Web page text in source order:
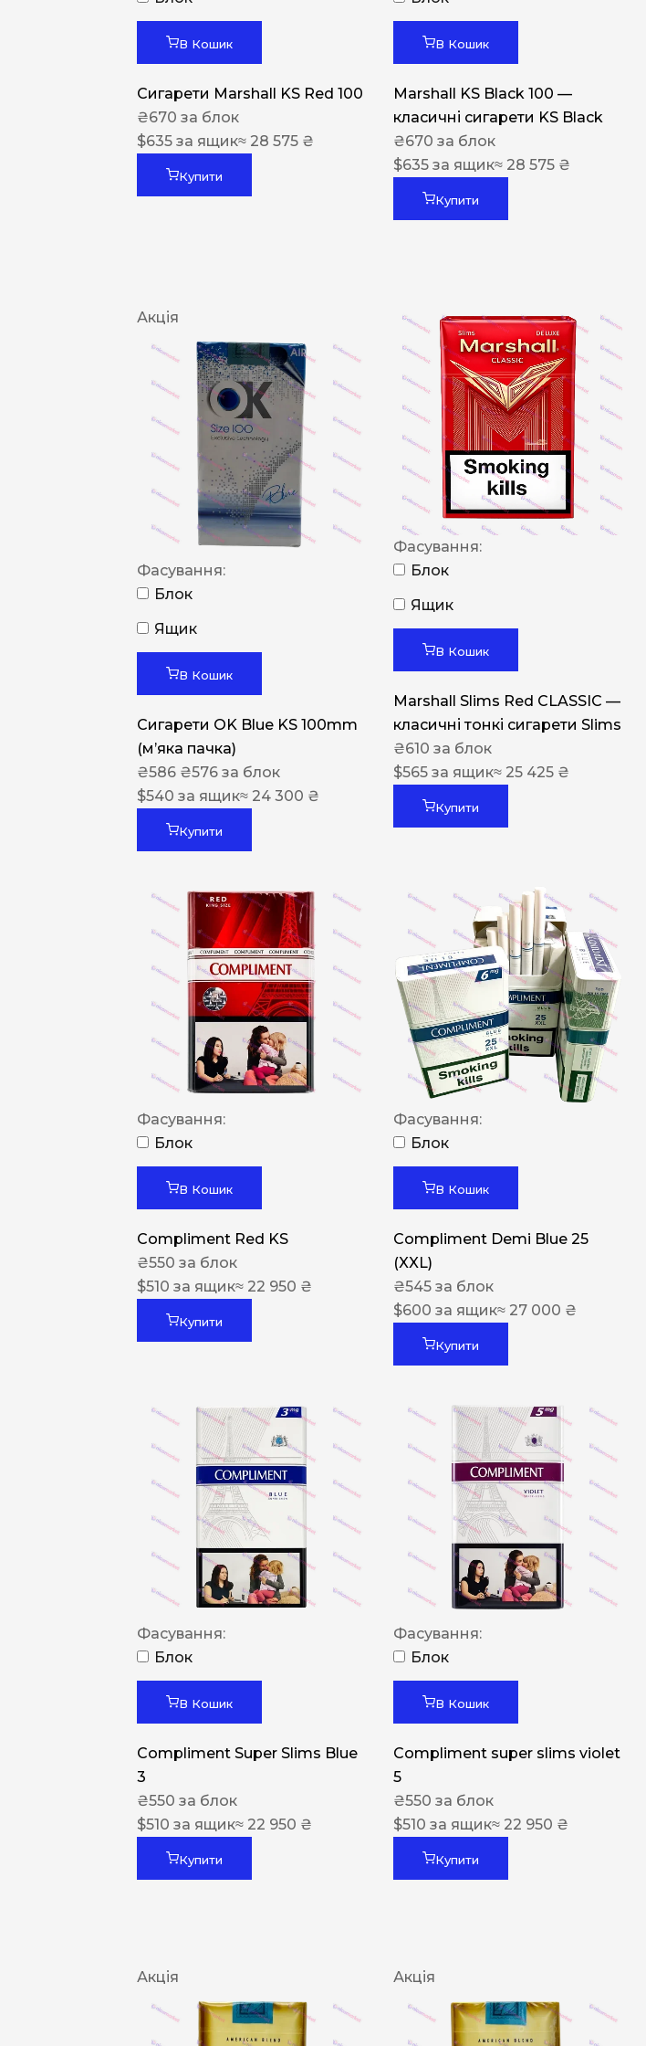
Nistru
Focus
De Santis
MONUS
NERO
NERO
Гуцульскі
Italian Blend 821
Arizona
Cigaronne
Сигарети LD
В Кошик
Сигарети Marshall KS Red 100
₴670 за блок
$635 за ящик≈ 28 575 ₴
Купити
В Кошик
Marshall KS Black 100 —
класичні сигарети KS Black
₴670 за блок
$635 за ящик≈ 28 575 ₴
Купити
Акція
Фасування:
Блок
Ящик
В Кошик
Сигарети OK Blue KS 100mm
(м’яка пачка)
₴586 ₴576 за блок
$540 за ящик≈ 24 300 ₴
Купити
Фасування:
Блок
Ящик
В Кошик
Marshall Slims Red CLASSIC —
класичні тонкі сигарети Slims
₴610 за блок
$565 за ящик≈ 25 425 ₴
Купити
Фасування:
Блок
В Кошик
Compliment Red KS
₴550 за блок
$510 за ящик≈ 22 950 ₴
Купити
Фасування:
Блок
В Кошик
Compliment Demi Blue 25
(XXL)
₴545 за блок
$600 за ящик≈ 27 000 ₴
Купити
Фасування:
Блок
В Кошик
Compliment Super Slims Blue
3
₴550 за блок
$510 за ящик≈ 22 950 ₴
Купити
Фасування:
Блок
В Кошик
Compliment super slims violet
5
₴550 за блок
$510 за ящик≈ 22 950 ₴
Купити
Акція Акція